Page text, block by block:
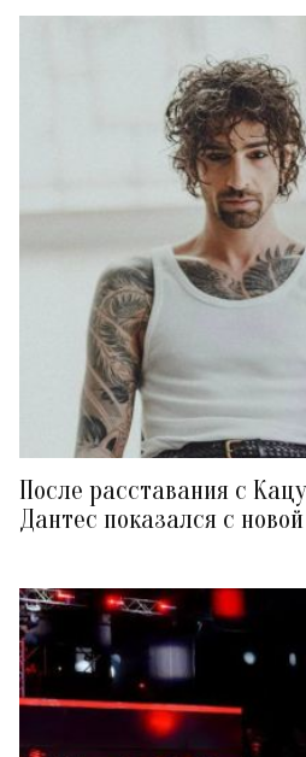
После расставания с
Дантес показался с